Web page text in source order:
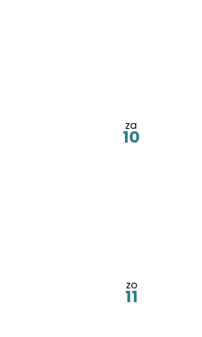
za
10
zo
11